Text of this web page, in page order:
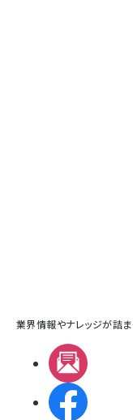
業界情報やナレッジが詰ま